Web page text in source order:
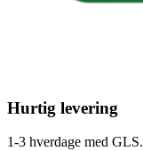
Hurtig levering
1-3 hverdage med GLS.